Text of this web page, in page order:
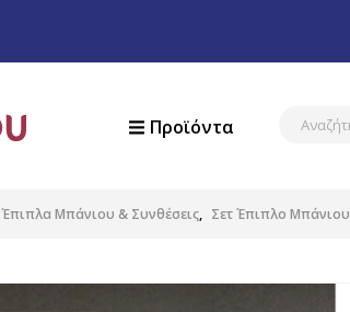
Προϊόντα
Έπιπλα Μπάνιου & Συνθέσεις, Σετ Έπιπλο Μπάνιου